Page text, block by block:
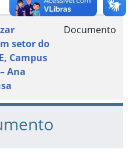
setor do
Campus
Ana
Documento